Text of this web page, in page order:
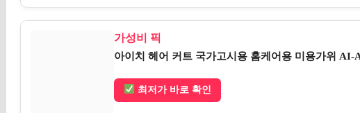
가성비 픽
아이치 헤어 커트 국가고시용 홈케어용 미용가위 AI-
최저가 바로 확인